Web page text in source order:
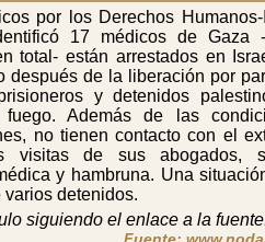
por los Derechos
17 médicos de Gaza
total- están arrestados en
después de la liberación por
y detenidos
Además de las
no tienen contacto con el
visitas de sus abogados,
y hambruna. Una
varios detenidos.
siguiendo el enlace a la